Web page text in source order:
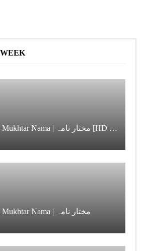
[Ep 01 of 40] Mukhtar Nama | مختار نامہ [HD Quality]
[Ep 26 of 40] Mukhtar Nama | مختار نامہ